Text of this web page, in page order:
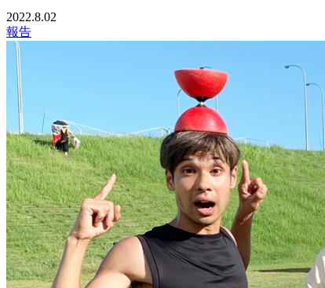
2022.8.02
報告